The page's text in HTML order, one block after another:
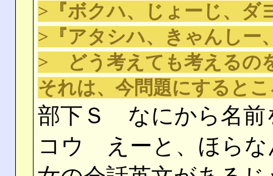
>『ボクハ、じょーじ、ダ
>『アタシハ、きゃんしー
> どう考えても考えるの
それは、今問題にすると
部下Ｓ なにから名前
コウ えーと、ほらな